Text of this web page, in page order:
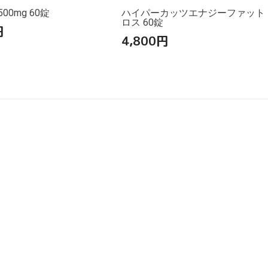
60錠
ハイパーカッツエナジーファット
ロス 60錠
4,800円